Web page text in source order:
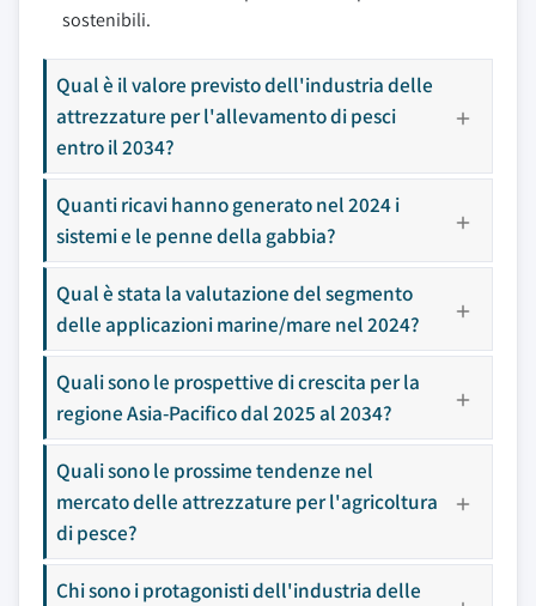
sostenibili.
Qual è il valore previsto dell'industria delle
attrezzature per l'allevamento di pesci
entro il 2034?
Quanti ricavi hanno generato nel 2024 i
sistemi e le penne della gabbia?
Qual è stata la valutazione del segmento
delle applicazioni marine/mare nel 2024?
Quali sono le prospettive di crescita per la
regione Asia-Pacifico dal 2025 al 2034?
Quali sono le prossime tendenze nel
mercato delle attrezzature per l'agricoltura
di pesce?
Chi sono i protagonisti dell'industria delle